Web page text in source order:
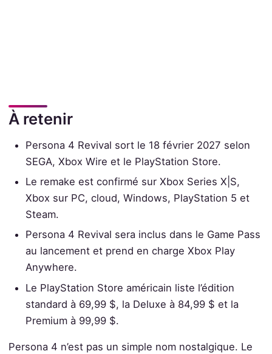
À retenir
Persona 4 Revival sort le 18 février 2027 selon
SEGA, Xbox Wire et le PlayStation Store.
Le remake est confirmé sur Xbox Series X|S,
Xbox sur PC, cloud, Windows, PlayStation 5 et
Steam.
Persona 4 Revival sera inclus dans le Game Pass
au lancement et prend en charge Xbox Play
Anywhere.
Le PlayStation Store américain liste l’édition
standard à 69,99 $, la Deluxe à 84,99 $ et la
Premium à 99,99 $.
Persona 4 n’est pas un simple nom nostalgique. Le